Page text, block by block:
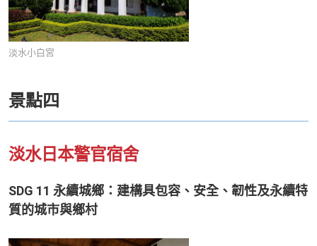
淡水小白宮
景點四
淡水日本警官宿舍
SDG 11 永續城鄉：建構具包容、安全、韌性及永續特
質的城市與鄉村